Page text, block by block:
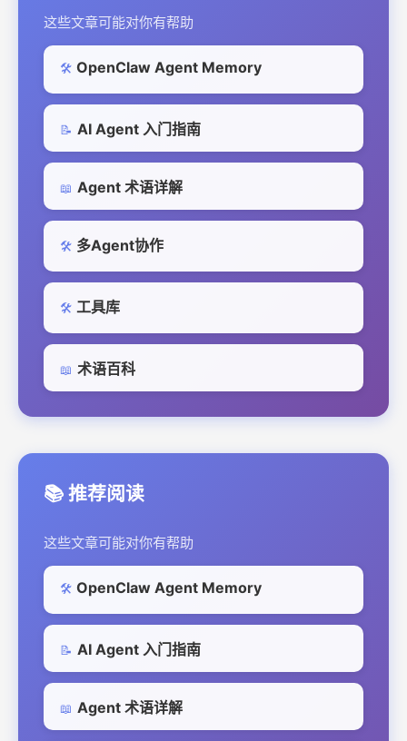
这些文章可能对你有帮助
🛠️ OpenClaw Agent Memory
📝 AI Agent 入门指南
📖 Agent 术语详解
🛠️ 多Agent协作
🛠️ 工具库
📖 术语百科
📚 推荐阅读
这些文章可能对你有帮助
🛠️ OpenClaw Agent Memory
📝 AI Agent 入门指南
📖 Agent 术语详解